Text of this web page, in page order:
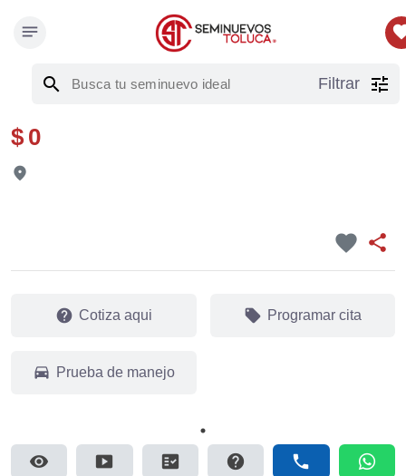
notes
search Filtrar tune
$ 0
fmd_good
favorite share
help Cotiza aqui local_offer Programar cita
drive_eta Prueba de manejo
visibility smart_display fact_check help phone whatsapp